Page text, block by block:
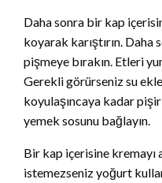
Daha sonra bir kap
koyarak karıştırın. Daha
pişmeye bırakın. Etleri
Gerekli görürseniz su
koyulaşıncaya kadar
yemek sosunu bağlayın.
Bir kap içerisine kremayı
istemezseniz yoğurt